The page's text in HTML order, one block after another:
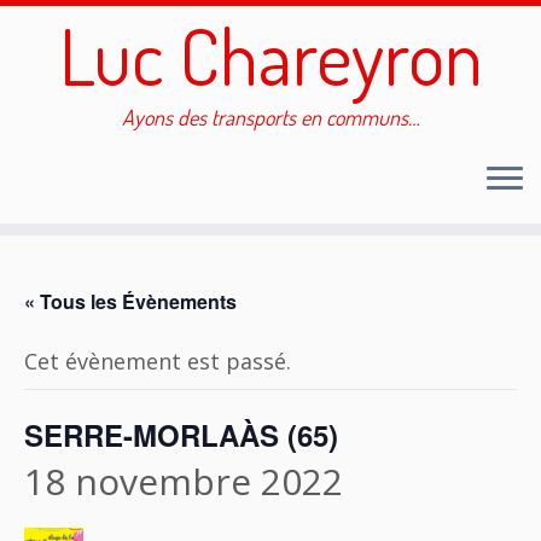
contenu
Luc Chareyron
Ayons des transports en communs…
« Tous les Évènements
Cet évènement est passé.
SERRE-MORLAÀS (65)
18 novembre 2022